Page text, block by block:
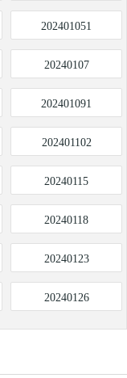
202401051
20240107
202401091
202401102
20240115
20240118
20240123
20240126